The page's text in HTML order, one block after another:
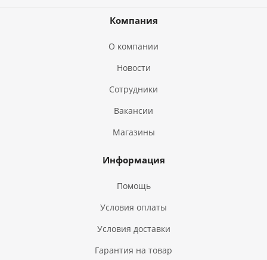
Компания
О компании
Новости
Сотрудники
Вакансии
Магазины
Информация
Помощь
Условия оплаты
Условия доставки
Гарантия на товар